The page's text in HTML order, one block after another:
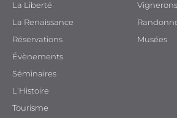
La Liberté
La Renaissance
Réservations
Évènements
Séminaires
L'Histoire
Tourisme
Vignerons
Musées